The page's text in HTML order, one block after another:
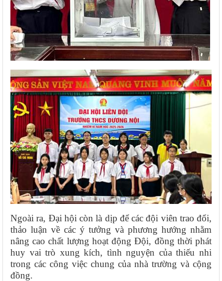
Ngoài ra, Đại hội còn là dịp để các đội viên trao đổi,
thảo luận về các ý tưởng và phương hướng nhằm
nâng cao chất lượng hoạt động Đội, đồng thời phát
huy vai trò xung kích, tình nguyện của thiếu nhi
trong các công việc chung của nhà trường và cộng
đồng.